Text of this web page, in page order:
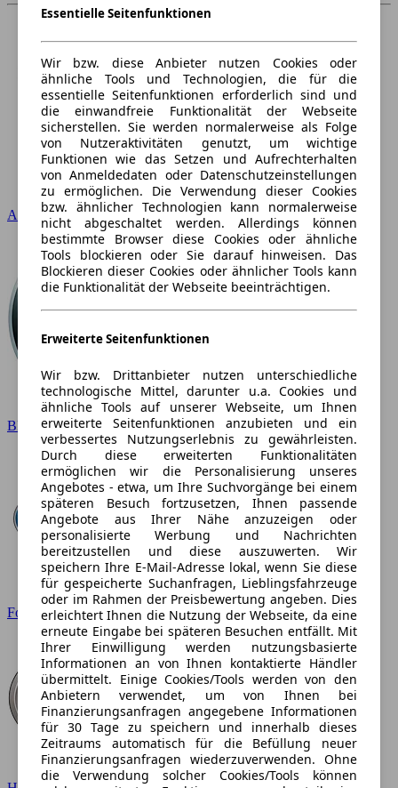
Audi
BMW
Ford
Essentielle Seitenfunktionen
Wir bzw. diese Anbieter nutzen Cookies oder
ähnliche Tools und Technologien, die für die
essentielle Seitenfunktionen erforderlich sind und
die einwandfreie Funktionalität der Webseite
sicherstellen. Sie werden normalerweise als Folge
von Nutzeraktivitäten genutzt, um wichtige
Funktionen wie das Setzen und Aufrechterhalten
von Anmeldedaten oder Datenschutzeinstellungen
zu ermöglichen. Die Verwendung dieser Cookies
bzw. ähnlicher Technologien kann normalerweise
nicht abgeschaltet werden. Allerdings können
bestimmte Browser diese Cookies oder ähnliche
Tools blockieren oder Sie darauf hinweisen. Das
Blockieren dieser Cookies oder ähnlicher Tools kann
die Funktionalität der Webseite beeinträchtigen.
Erweiterte Seitenfunktionen
Wir bzw. Drittanbieter nutzen unterschiedliche
technologische Mittel, darunter u.a. Cookies und
ähnliche Tools auf unserer Webseite, um Ihnen
erweiterte Seitenfunktionen anzubieten und ein
verbessertes Nutzungserlebnis zu gewährleisten.
Durch diese erweiterten Funktionalitäten
ermöglichen wir die Personalisierung unseres
Angebotes - etwa, um Ihre Suchvorgänge bei einem
späteren Besuch fortzusetzen, Ihnen passende
Angebote aus Ihrer Nähe anzuzeigen oder
personalisierte Werbung und Nachrichten
bereitzustellen und diese auszuwerten. Wir
speichern Ihre E-Mail-Adresse lokal, wenn Sie diese
für gespeicherte Suchanfragen, Lieblingsfahrzeuge
oder im Rahmen der Preisbewertung angeben. Dies
erleichtert Ihnen die Nutzung der Webseite, da eine
erneute Eingabe bei späteren Besuchen entfällt. Mit
Ihrer Einwilligung werden nutzungsbasierte
Informationen an von Ihnen kontaktierte Händler
übermittelt. Einige Cookies/Tools werden von den
Anbietern verwendet, um von Ihnen bei
Finanzierungsanfragen angegebene Informationen
für 30 Tage zu speichern und innerhalb dieses
Zeitraums automatisch für die Befüllung neuer
Finanzierungsanfragen wiederzuverwenden. Ohne
die Verwendung solcher Cookies/Tools können